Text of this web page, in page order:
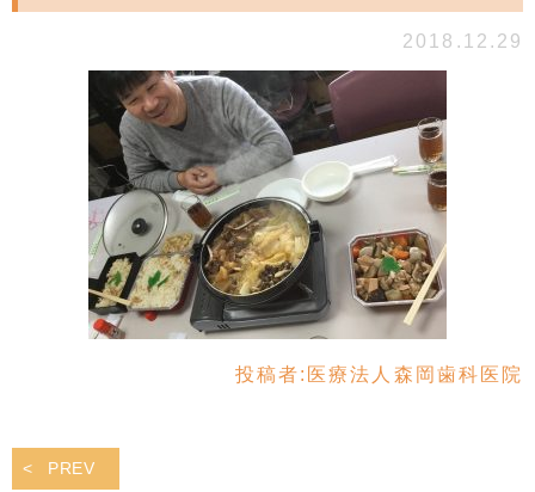
2018.12.29
投稿者: 医療法人森岡歯科医院
PREV